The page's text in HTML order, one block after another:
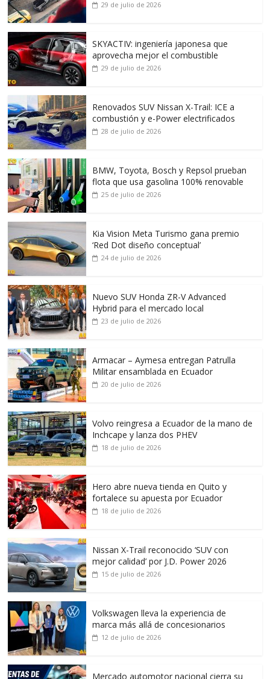
29 de julio de 2026
SKYACTIV: ingeniería japonesa que
aprovecha mejor el combustible
29 de julio de 2026
Renovados SUV Nissan X-Trail: ICE a
combustión y e-Power electrificados
28 de julio de 2026
BMW, Toyota, Bosch y Repsol prueban
flota que usa gasolina 100% renovable
25 de julio de 2026
Kia Vision Meta Turismo gana premio
‘Red Dot diseño conceptual’
24 de julio de 2026
Nuevo SUV Honda ZR-V Advanced
Hybrid para el mercado local
23 de julio de 2026
Armacar – Aymesa entregan Patrulla
Militar ensamblada en Ecuador
20 de julio de 2026
Volvo reingresa a Ecuador de la mano de
Inchcape y lanza dos PHEV
18 de julio de 2026
Hero abre nueva tienda en Quito y
fortalece su apuesta por Ecuador
18 de julio de 2026
Nissan X-Trail reconocido ‘SUV con
mejor calidad’ por J.D. Power 2026
15 de julio de 2026
Volkswagen lleva la experiencia de
marca más allá de concesionarios
12 de julio de 2026
Mercado automotor nacional cierra su